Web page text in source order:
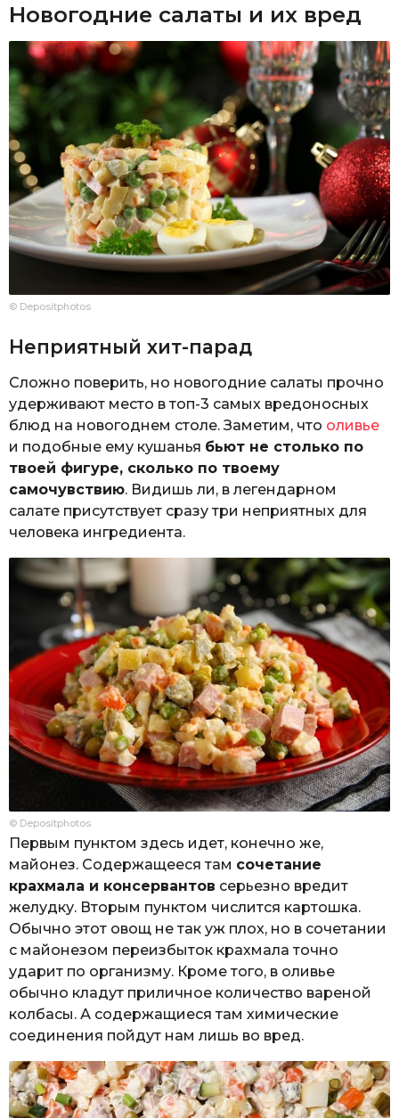
Новогодние салаты и их вред
© Depositphotos
Неприятный хит-парад
Сложно поверить, но новогодние салаты прочно
удерживают место в топ-3 самых вредоносных
блюд на новогоднем столе. Заметим, что оливье
и подобные ему кушанья бьют не столько по
твоей фигуре, сколько по твоему
самочувствию. Видишь ли, в легендарном
салате присутствует сразу три неприятных для
человека ингредиента.
© Depositphotos
Первым пунктом здесь идет, конечно же,
майонез. Содержащееся там сочетание
крахмала и консервантов серьезно вредит
желудку. Вторым пунктом числится картошка.
Обычно этот овощ не так уж плох, но в сочетании
с майонезом переизбыток крахмала точно
ударит по организму. Кроме того, в оливье
обычно кладут приличное количество вареной
колбасы. А содержащиеся там химические
соединения пойдут нам лишь во вред.